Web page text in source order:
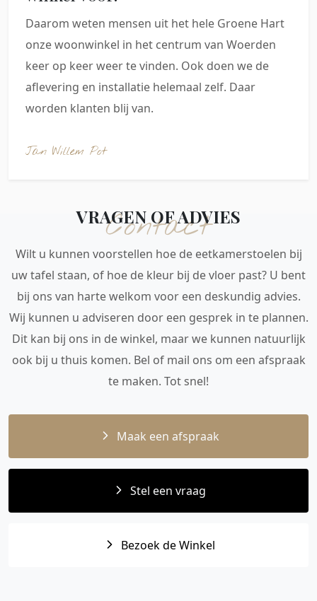
Daarom weten mensen uit het hele Groene Hart
onze woonwinkel in het centrum van Woerden
keer op keer weer te vinden. Ook doen we de
aflevering en installatie helemaal zelf. Daar
worden klanten blij van.
Jan Willem Pot
Contact
VRAGEN OF ADVIES
Wilt u kunnen voorstellen hoe de eetkamerstoelen bij
uw tafel staan, of hoe de kleur bij de vloer past? U bent
bij ons van harte welkom voor een deskundig advies.
Wij kunnen u adviseren door een gesprek in te plannen.
Dit kan bij ons in de winkel, maar we kunnen natuurlijk
ook bij u thuis komen. Bel of mail ons om een afspraak
te maken. Tot snel!
Maak een afspraak
Stel een vraag
Bezoek de Winkel